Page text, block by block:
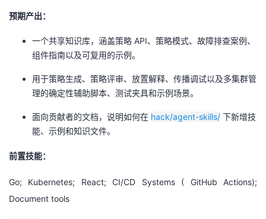
预期产出：
一个共享知识库，涵盖策略 API、策略模式、故障排查案例、
组件指南以及可复用的示例。
用于策略生成、策略评审、放置解释、传播调试以及多集群管
理的确定性辅助脚本、测试夹具和示例场景。
面向贡献者的文档，说明如何在 hack/agent-skills/ 下新增技
能、示例和知识文件。
前置技能：
Go; Kubernetes; React; CI/CD Systems ( GitHub Actions);
Document tools